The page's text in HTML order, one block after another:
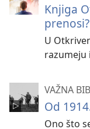
Knjiga
prenosi?
U
razumeju
VAŽNA
Od
Ono što